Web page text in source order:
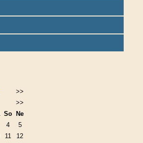
>>
>>
So
Ne
4
5
11
12